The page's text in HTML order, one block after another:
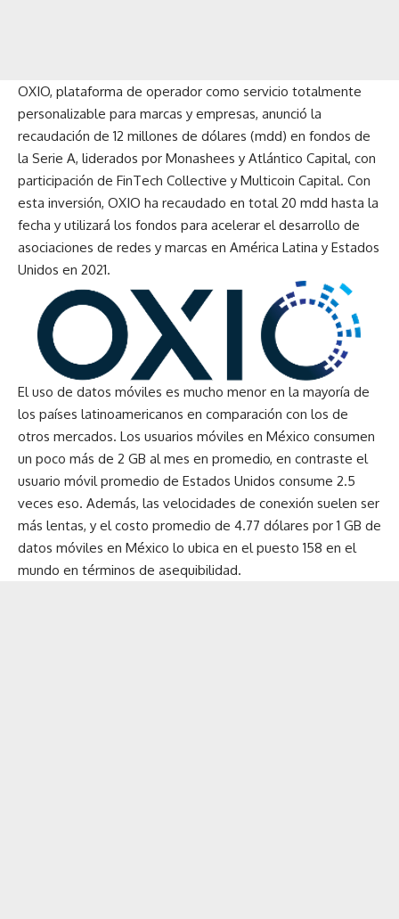
OXIO, plataforma de operador como servicio totalmente
personalizable para marcas y empresas, anunció la
recaudación de 12 millones de dólares (mdd) en fondos de
la Serie A, liderados por Monashees y Atlántico Capital, con
participación de FinTech Collective y Multicoin Capital. Con
esta inversión, OXIO ha recaudado en total 20 mdd hasta la
fecha y utilizará los fondos para acelerar el desarrollo de
asociaciones de redes y marcas en América Latina y Estados
Unidos en 2021.
El uso de datos móviles es mucho menor en la mayoría de
los países latinoamericanos en comparación con los de
otros mercados. Los usuarios móviles en México consumen
un poco más de 2 GB al mes en promedio, en contraste el
usuario móvil promedio de Estados Unidos consume 2.5
veces eso. Además, las velocidades de conexión suelen ser
más lentas, y el costo promedio de 4.77 dólares por 1 GB de
datos móviles en México lo ubica en el puesto 158 en el
mundo en términos de asequibilidad.